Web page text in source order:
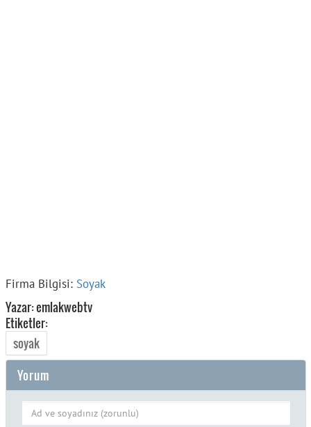
Firma Bilgisi: Soyak
Yazar: emlakwebtv
Etiketler:
soyak
Yorum